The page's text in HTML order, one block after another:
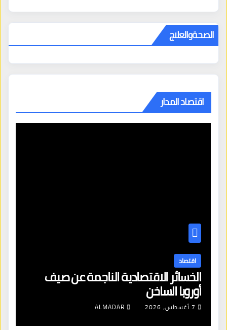
الصحةوالعلاج
اقتصاد المدار
اقتصاد
الخسائر الاقتصادية الناجمة عن صيف
أوروبا الساخن
7 أغسطس، 2026 ALMADAR